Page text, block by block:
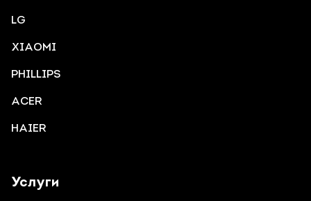
Услуги
LG
XIAOMI
PHILLIPS
ACER
HAIER